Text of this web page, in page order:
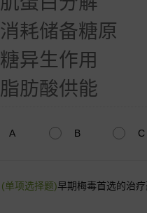
消耗储备糖原
糖异生作用
脂肪酸供能
A B C
(单项选择题)早期梅毒首选的治